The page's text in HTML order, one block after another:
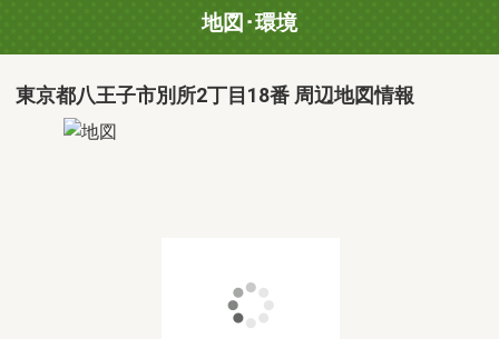
地図･環境
東京都八王子市別所2丁目18番 周辺地図情報